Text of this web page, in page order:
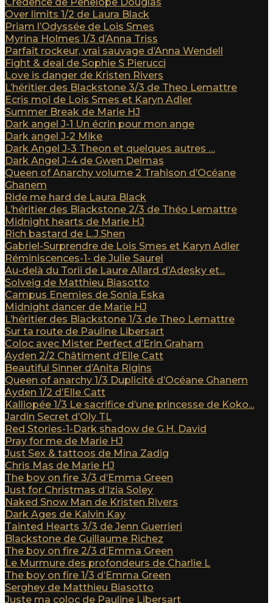
Over limits 1/2 de Laura Black
Priam l’Odyssée de Lois Smes
Myrina Holmes 1/3 d’Anna Triss
Parfait rockeur, vrai sauvage d’Anna Wendell
Fight & deal de Sophie S Pierucci
Love is danger de Kristen Rivers
L’héritier des Blackstone 3/3 de Theo Lemattre
Ecris moi de Lois Smes et Karyn Adler
Summer Break de Marie HJ
Dark angel J-1 Un écrin pour mon ange
Dark angel J-2 Mike
Dark Angel J-3 Theon et quelques autres …
Dark Angel J-4 de Gwen Delmas
Queen of Anarchy volume 2 Trahison d’Océane
Ghanem
Ride me hard de Laura Black
L’héritier des Blackstone 2/3 de Théo Lemattre
Midnight hearts de Marie HJ
Rich bastard de L.J.Shen
Gabriel-Surprendre de Lois Smes et Karyn Adler
Réminiscences-1- de Julie Saurel
Au-delà du Torii de Laure Allard d’Adesky et...
Solveig de Matthieu Biasotto
Campus Enemies de Sonia Eska
Midnight dancer de Marie HJ
L’héritier des Blackstone 1/3 de Theo Lemattre
Sur ta route de Pauline Libersart
Coloc avec Mister Perfect d’Erin Graham
Ayden 2/2 Châtiment d’Elle Catt
Beautiful Sinner d’Anita Rigins
Queen of anarchy 1/3 Duplicité d’Océane Ghanem
Ayden 1/2 d’Elle Catt
Kalliopée 1/3 Le sacrifice d’une princesse de Koko...
Jardin Secret d’Oly TL
Red Stories-1-Dark shadow de G.H. David
Pray for me de Marie HJ
Just Sex & tattoos de Mina Zadig
Chris Mas de Marie HJ
The boy on fire 3/3 d’Emma Green
Just for Christmas d’Izia Soley
Naked Snow Man de Kristen Rivers
Dark Ages de Kalvin Kay
Tainted Hearts 3/3 de Jenn Guerrieri
Blackstone de Guillaume Richez
The boy on fire 2/3 d’Emma Green
Le Murmure des profondeurs de Charlie L
The boy on fire 1/3 d’Emma Green
Serghey de Matthieu Biasotto
Juste ma coloc de Pauline Libersart